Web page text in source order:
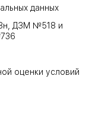
данных
ДЗМ №518 и
оценки условий